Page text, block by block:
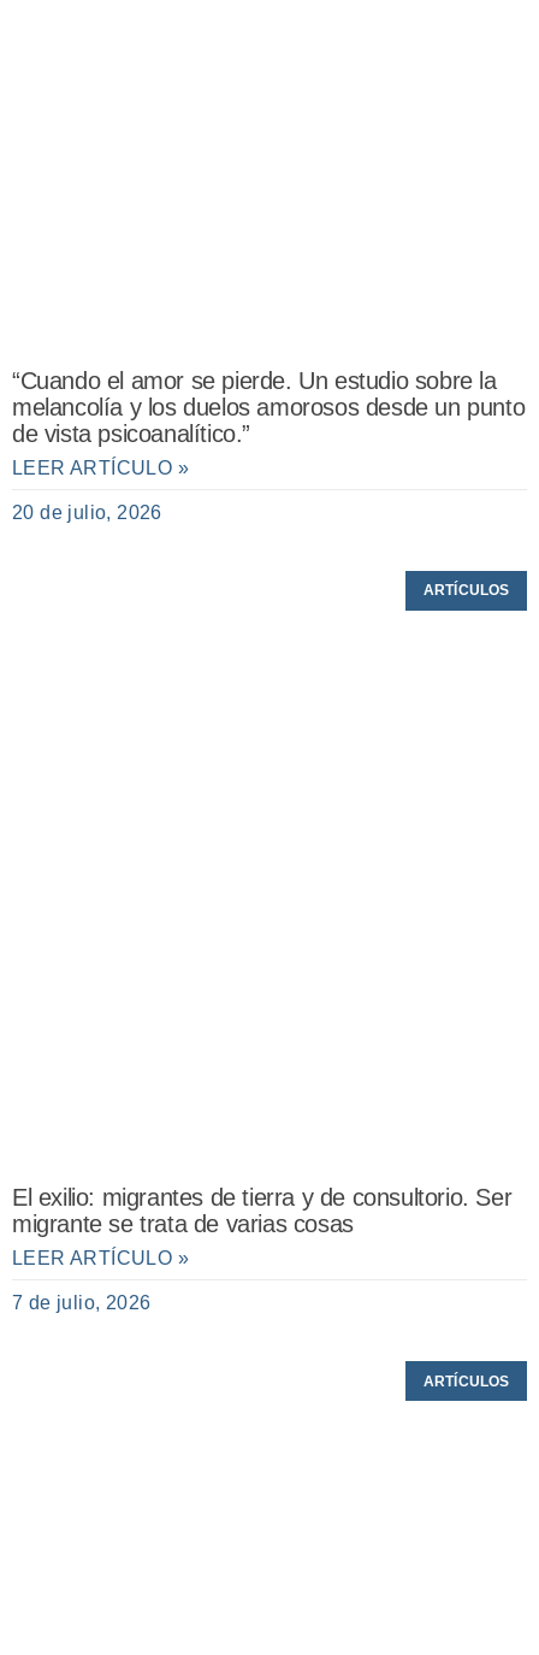
“Cuando el amor se pierde. Un estudio sobre la
melancolía y los duelos amorosos desde un punto
de vista psicoanalítico.”
LEER ARTÍCULO »
20 de julio, 2026
ARTÍCULOS
El exilio: migrantes de tierra y de consultorio. Ser
migrante se trata de varias cosas
LEER ARTÍCULO »
7 de julio, 2026
ARTÍCULOS